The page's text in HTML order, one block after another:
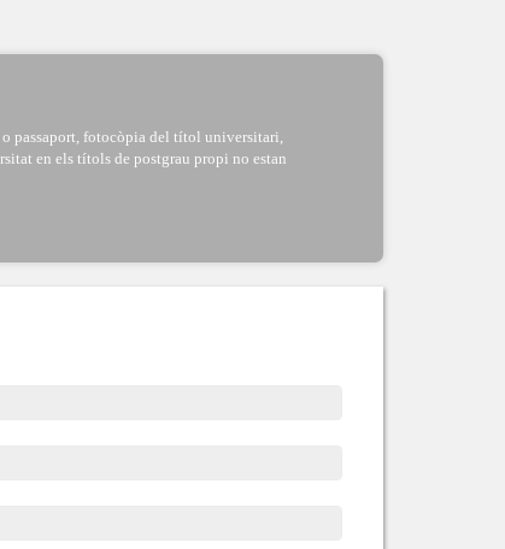
passaport, fotocòpia del títol universitari,
en els títols de postgrau propi no estan